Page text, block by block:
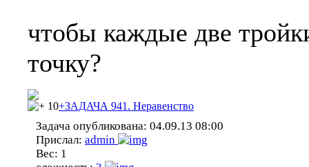
чтобы каждые две
точку?
10+ЗАДАЧА 941. Неравенство
Задача опубликована: 04.09.13 08:00
Прислал: admin
Вес: 1